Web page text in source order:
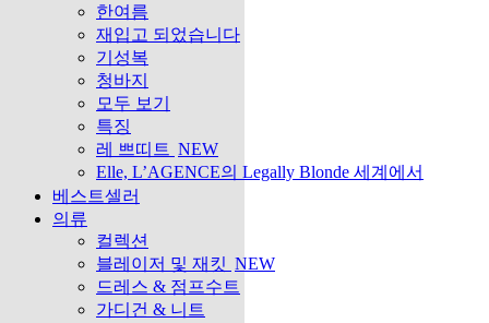
한여름
재입고 되었습니다
기성복
청바지
모두 보기
특징
레 쁘띠트 NEW
Elle, L’AGENCE의 Legally Blonde 세계에서
베스트셀러
의류
컬렉션
블레이저 및 재킷 NEW
드레스 & 점프수트
가디건 & 니트